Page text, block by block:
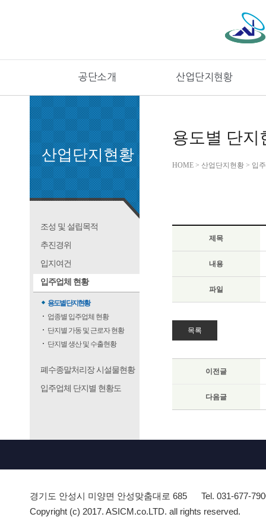
공단소개 산업단지현황
산업단지현황
조성 및 설립목적
추진경위
입지여건
입주업체 현황
용도별 단지현황
업종별 입주업체 현황
단지별 가동 및 근로자 현황
단지별 생산 및 수출현황
폐수종말처리장 시설물현황
입주업체 단지별 현황도
용도별 단지
HOME > 산업단지현황 > 입
제목
내용
파일
목록
이전글
다음글
경기도 안성시 미양면 안성맞춤대로 685
Tel. 031-677-
Copyright (c) 2017. ASICM.co.LTD. all rights reserved.